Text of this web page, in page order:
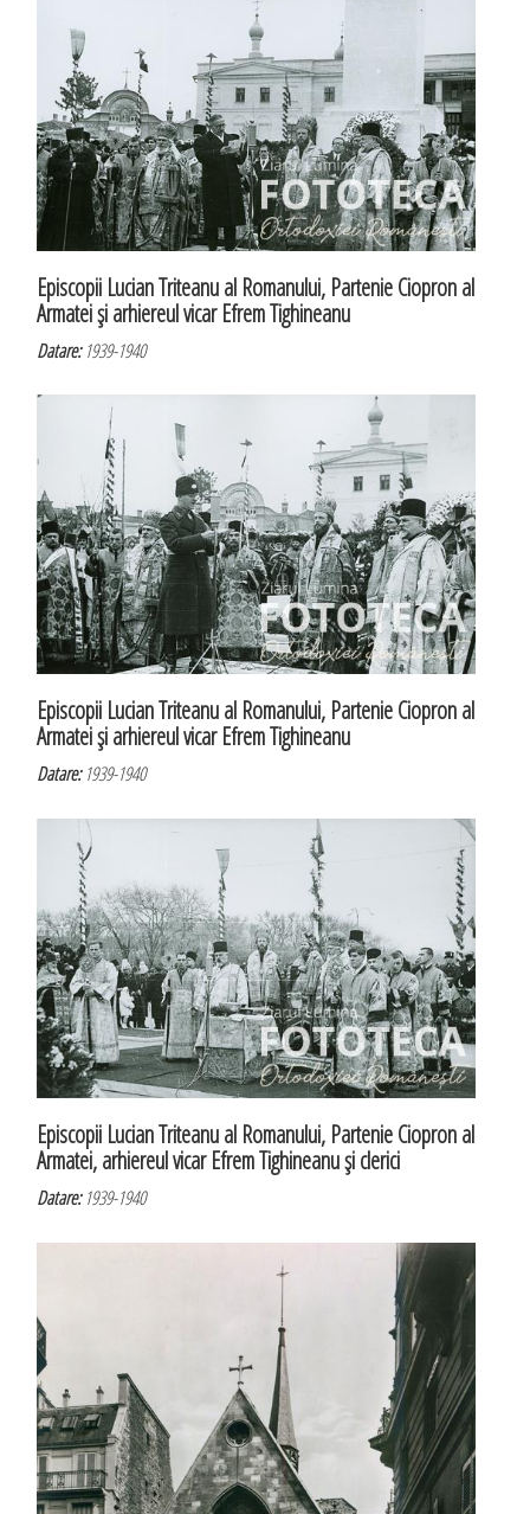
Episcopii Lucian Triteanu al Romanului, Partenie Ciopron al
Armatei şi arhiereul vicar Efrem Tighineanu
Datare:1939-1940
Episcopii Lucian Triteanu al Romanului, Partenie Ciopron al
Armatei şi arhiereul vicar Efrem Tighineanu
Datare:1939-1940
Episcopii Lucian Triteanu al Romanului, Partenie Ciopron al
Armatei, arhiereul vicar Efrem Tighineanu şi clerici
Datare:1939-1940